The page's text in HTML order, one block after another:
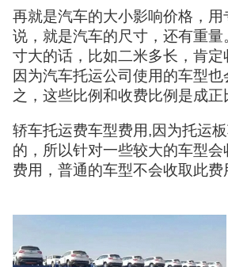
再就是汽车的大小影响价格，
说，就是汽车的尺寸，还有重量
寸大的话，比如二米多长，肯定
因为汽车托运公司使用的车型
之，这些比例和收费比例是成正
轿车托运费车型费用,因为托运
的，所以针对一些较大的车型会
费用，普通的车型不会收取此费